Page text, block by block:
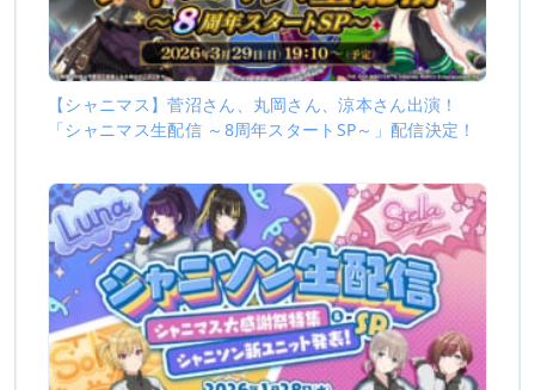
【シャニマス】菅沼さん、丸岡さん、涼本さん出演！
「シャニマス生配信 ～8周年スタートSP～」配信決定！